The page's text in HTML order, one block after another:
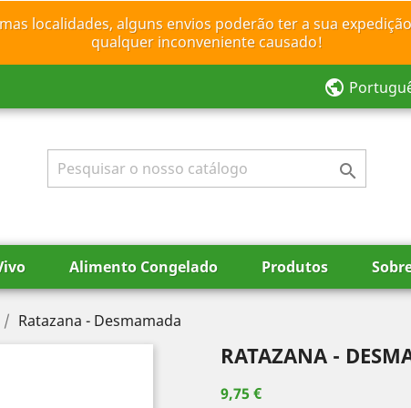
localidades, alguns envios poderão ter a sua
qualquer inconveniente causado!
public

Alimento Congelado Produtos
Ratazana - Desmamada
RATAZANA -
9,75 €